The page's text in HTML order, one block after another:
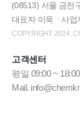
(08513) 서울 금천
대표자 이욱ㆍ사업
COPYRIGHT 2024.
고객센터
평일 09:00 ~
Mail.